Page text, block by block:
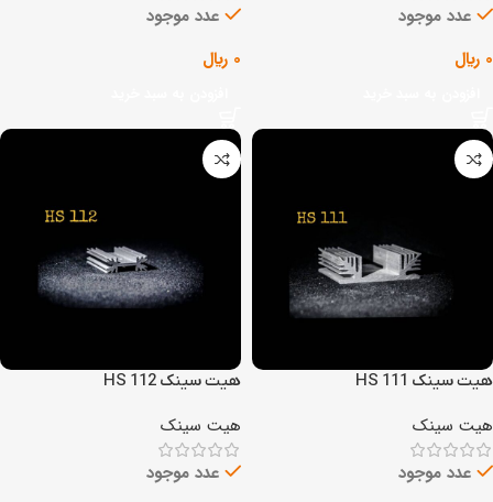
عدد موجود
0 ﷼
عدد موجود
0 ﷼
هیت سینک HS 111
هیت سینک
عدد موجود
هیت سینک HS 112
هیت سینک
عدد موجود